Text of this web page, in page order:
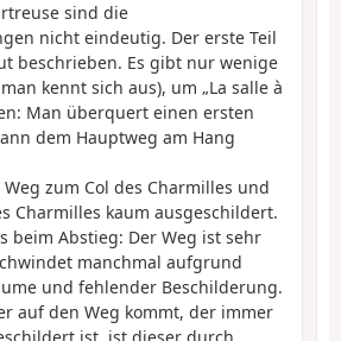
sind die
nicht eindeutig. Der erste Teil
beschrieben. Es gibt nur wenige
kennt sich aus), um „La salle à
Man überquert einen ersten
dem Hauptweg am Hang
zum Col des Charmilles und
Charmilles kaum ausgeschildert.
beim Abstieg: Der Weg ist sehr
manchmal aufgrund
und fehlender Beschilderung.
auf den Weg kommt, der immer